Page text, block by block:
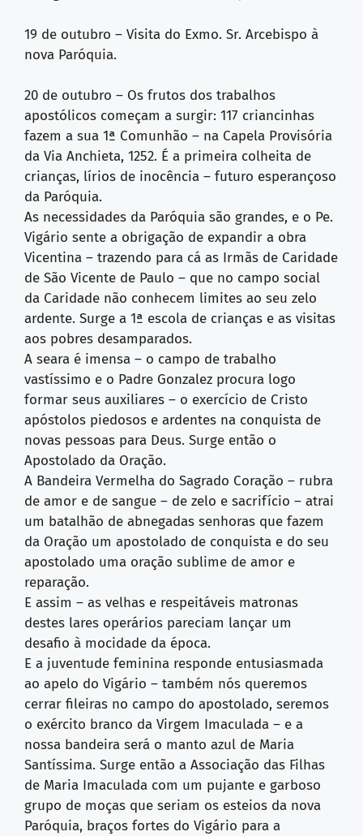
19 de outubro – Visita do Exmo. Sr. Arcebispo à
nova Paróquia.
20 de outubro – Os frutos dos trabalhos
apostólicos começam a surgir: 117 criancinhas
fazem a sua 1ª Comunhão – na Capela Provisória
da Via Anchieta, 1252. É a primeira colheita de
crianças, lírios de inocência – futuro esperançoso
da Paróquia.
As necessidades da Paróquia são grandes, e o Pe.
Vigário sente a obrigação de expandir a obra
Vicentina – trazendo para cá as Irmãs de Caridade
de São Vicente de Paulo – que no campo social
da Caridade não conhecem limites ao seu zelo
ardente. Surge a 1ª escola de crianças e as visitas
aos pobres desamparados.
A seara é imensa – o campo de trabalho
vastíssimo e o Padre Gonzalez procura logo
formar seus auxiliares – o exercício de Cristo
apóstolos piedosos e ardentes na conquista de
novas pessoas para Deus. Surge então o
Apostolado da Oração.
A Bandeira Vermelha do Sagrado Coração – rubra
de amor e de sangue – de zelo e sacrifício – atrai
um batalhão de abnegadas senhoras que fazem
da Oração um apostolado de conquista e do seu
apostolado uma oração sublime de amor e
reparação.
E assim – as velhas e respeitáveis matronas
destes lares operários pareciam lançar um
desafio à mocidade da época.
E a juventude feminina responde entusiasmada
ao apelo do Vigário – também nós queremos
cerrar fileiras no campo do apostolado, seremos
o exército branco da Virgem Imaculada – e a
nossa bandeira será o manto azul de Maria
Santíssima. Surge então a Associação das Filhas
de Maria Imaculada com um pujante e garboso
grupo de moças que seriam os esteios da nova
Paróquia, braços fortes do Vigário para a